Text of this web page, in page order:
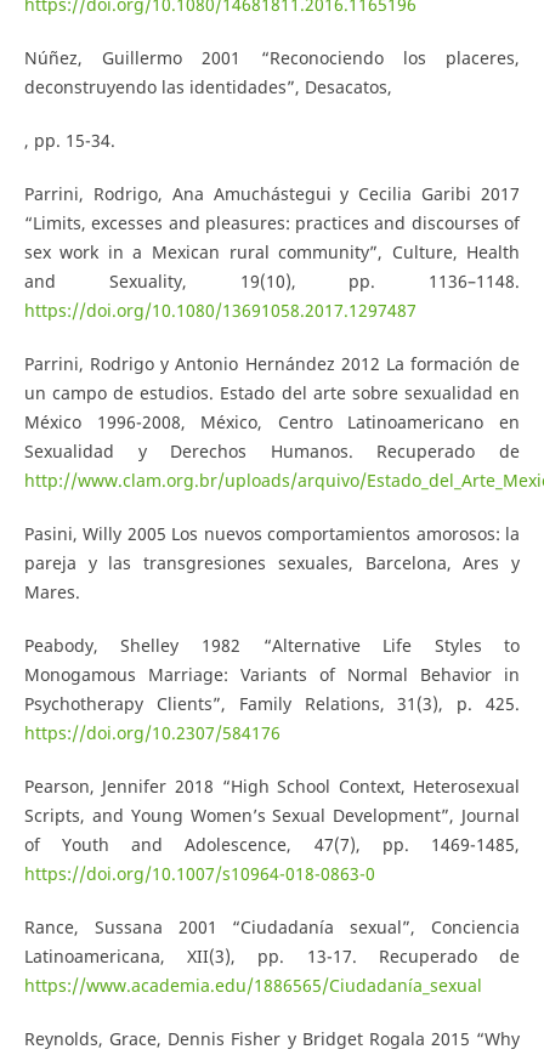
Núñez, Guillermo 2001 “Reconociendo los placeres,
deconstruyendo las identidades”, Desacatos,
, pp. 15-34.
Parrini, Rodrigo, Ana Amuchástegui y Cecilia Garibi 2017
“Limits, excesses and pleasures: practices and discourses of
sex work in a Mexican rural community”, Culture, Health
and Sexuality, 19(10), pp. 1136–1148.
https://doi.org/10.1080/13691058.2017.1297487
Parrini, Rodrigo y Antonio Hernández 2012 La formación de
un campo de estudios. Estado del arte sobre sexualidad en
México 1996-2008, México, Centro Latinoamericano en
Sexualidad y Derechos Humanos. Recuperado de
http://www.clam.org.br/uploads/arquivo/
Pasini, Willy 2005 Los nuevos comportamientos amorosos: la
pareja y las transgresiones sexuales, Barcelona, Ares y
Mares.
Peabody, Shelley 1982 “Alternative Life Styles to
Monogamous Marriage: Variants of Normal Behavior in
Psychotherapy Clients”, Family Relations, 31(3), p. 425.
https://doi.org/10.2307/584176
Pearson, Jennifer 2018 “High School Context, Heterosexual
Scripts, and Young Women’s Sexual Development”, Journal
of Youth and Adolescence, 47(7), pp. 1469-1485,
https://doi.org/10.1007/s10964-018-0863-0
Rance, Sussana 2001 “Ciudadanía sexual”, Conciencia
Latinoamericana, XII(3), pp. 13-17. Recuperado de
https://www.academia.edu/1886565/Ciudadanía_sexual
Reynolds, Grace, Dennis Fisher y Bridget Rogala 2015 “Why